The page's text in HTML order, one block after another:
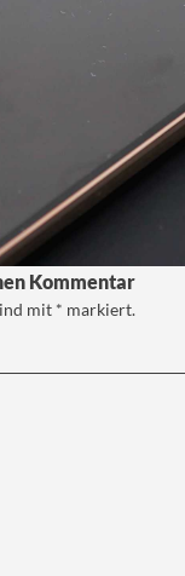
Kommentar
mit * markiert.